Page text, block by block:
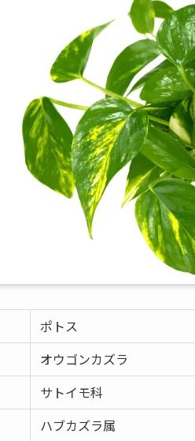
ポトス
オウゴンカズラ
サトイモ科
ハブカズラ属